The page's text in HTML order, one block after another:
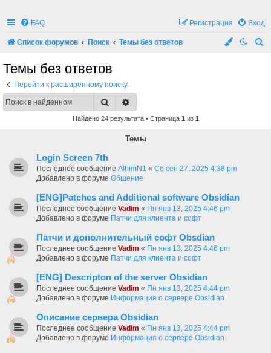
FAQ Вход
Регистрация
Список форумов Поиск Темы без ответов
Темы без ответов
Перейти к расширенному поиску
Поиск
Найдено 24 результата • Страница 1из 1
Темы
Login Screen 7th
Последнее сообщение AlhimN1 « Сб сен 27, 2025 4:38 pm
Добавлено в форуме Общение
[ENG]Patches and Additional software Obsidian
Последнее сообщение Vadim « Пн янв 13, 2025 4:46 pm
Добавлено в форуме Патчи для клиента и софт
Патчи и дополнительный софт Obsdian
Последнее сообщение Vadim « Пн янв 13, 2025 4:46 pm
Добавлено в форуме Патчи для клиента и софт
[ENG] Descripton of the server Obsidian
Последнее сообщение Vadim « Пн янв 13, 2025 4:44 pm
Добавлено в форуме Информация о сервере Obsidian
Описание сервера Obsidian
Последнее сообщение Vadim « Пн янв 13, 2025 4:44 pm
Добавлено в форуме Информация о сервере Obsidian